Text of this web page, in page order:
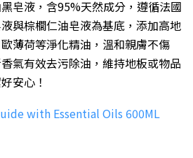
皂液，含95%天然成分，遵循法國
與棕櫚仁油皂液為基底，添加高地
薄荷等淨化精油，溫和親膚不傷
氣有效去污除油，維持地板或物品
安心！